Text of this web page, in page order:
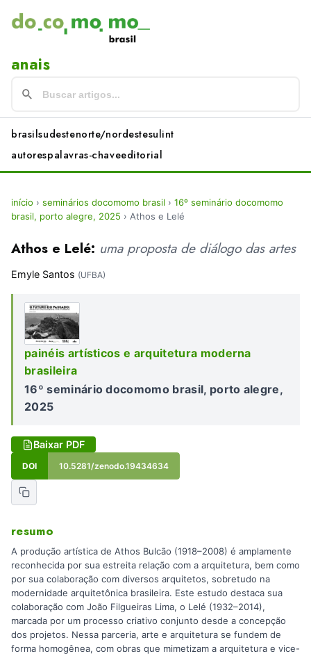
anais
brasilsudestenorte/nordestesulint
autorespalavras-chaveeditorial
início › seminários docomomo brasil › 16º seminário docomomo
brasil, porto alegre, 2025 › Athos e Lelé
Athos e Lelé: uma proposta de diálogo das artes
Emyle Santos (UFBA)
painéis artísticos e arquitetura moderna
brasileira
16º seminário docomomo brasil, porto alegre,
2025
Baixar PDF
DOI 10.5281/zenodo.19434634
resumo
A produção artística de Athos Bulcão (1918–2008) é amplamente
reconhecida por sua estreita relação com a arquitetura, bem como
por sua colaboração com diversos arquitetos, sobretudo na
modernidade arquitetônica brasileira. Este estudo destaca sua
colaboração com João Filgueiras Lima, o Lelé (1932–2014),
marcada por um processo criativo conjunto desde a concepção
dos projetos. Nessa parceria, arte e arquitetura se fundem de
forma homogênea, com obras que mimetizam a arquitetura e vice-